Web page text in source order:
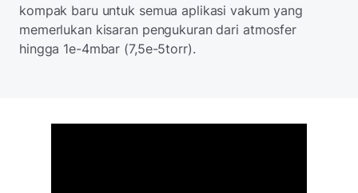
kompak baru untuk semua aplikasi vakum yang
memerlukan kisaran pengukuran dari atmosfer
hingga 1e-4mbar (7,5e-5torr).